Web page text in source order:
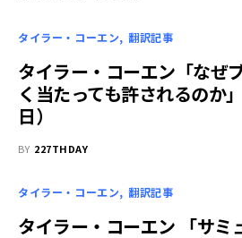
タイラー・コーエン 翻訳記事
タイラー・コーエン「なぜ
く当たっても許されるのか
日）
BY 227THDAY
タイラー・コーエン 翻訳記事
タイラー・コーエン 「サミ